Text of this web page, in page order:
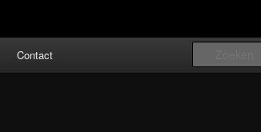
Contact